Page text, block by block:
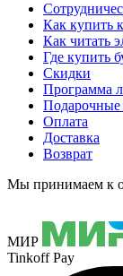
Как купить
Как читать
Где купить
Скидки
Программа
Подарочные
Оплата
Доставка
Возврат
Мы принимаем к
МИР
Tinkoff Pay